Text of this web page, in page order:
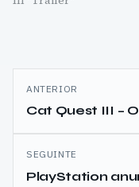
Navegação
de
artigos
ANTERIOR
Cat Quest III –
SEGUINTE
PlayStation